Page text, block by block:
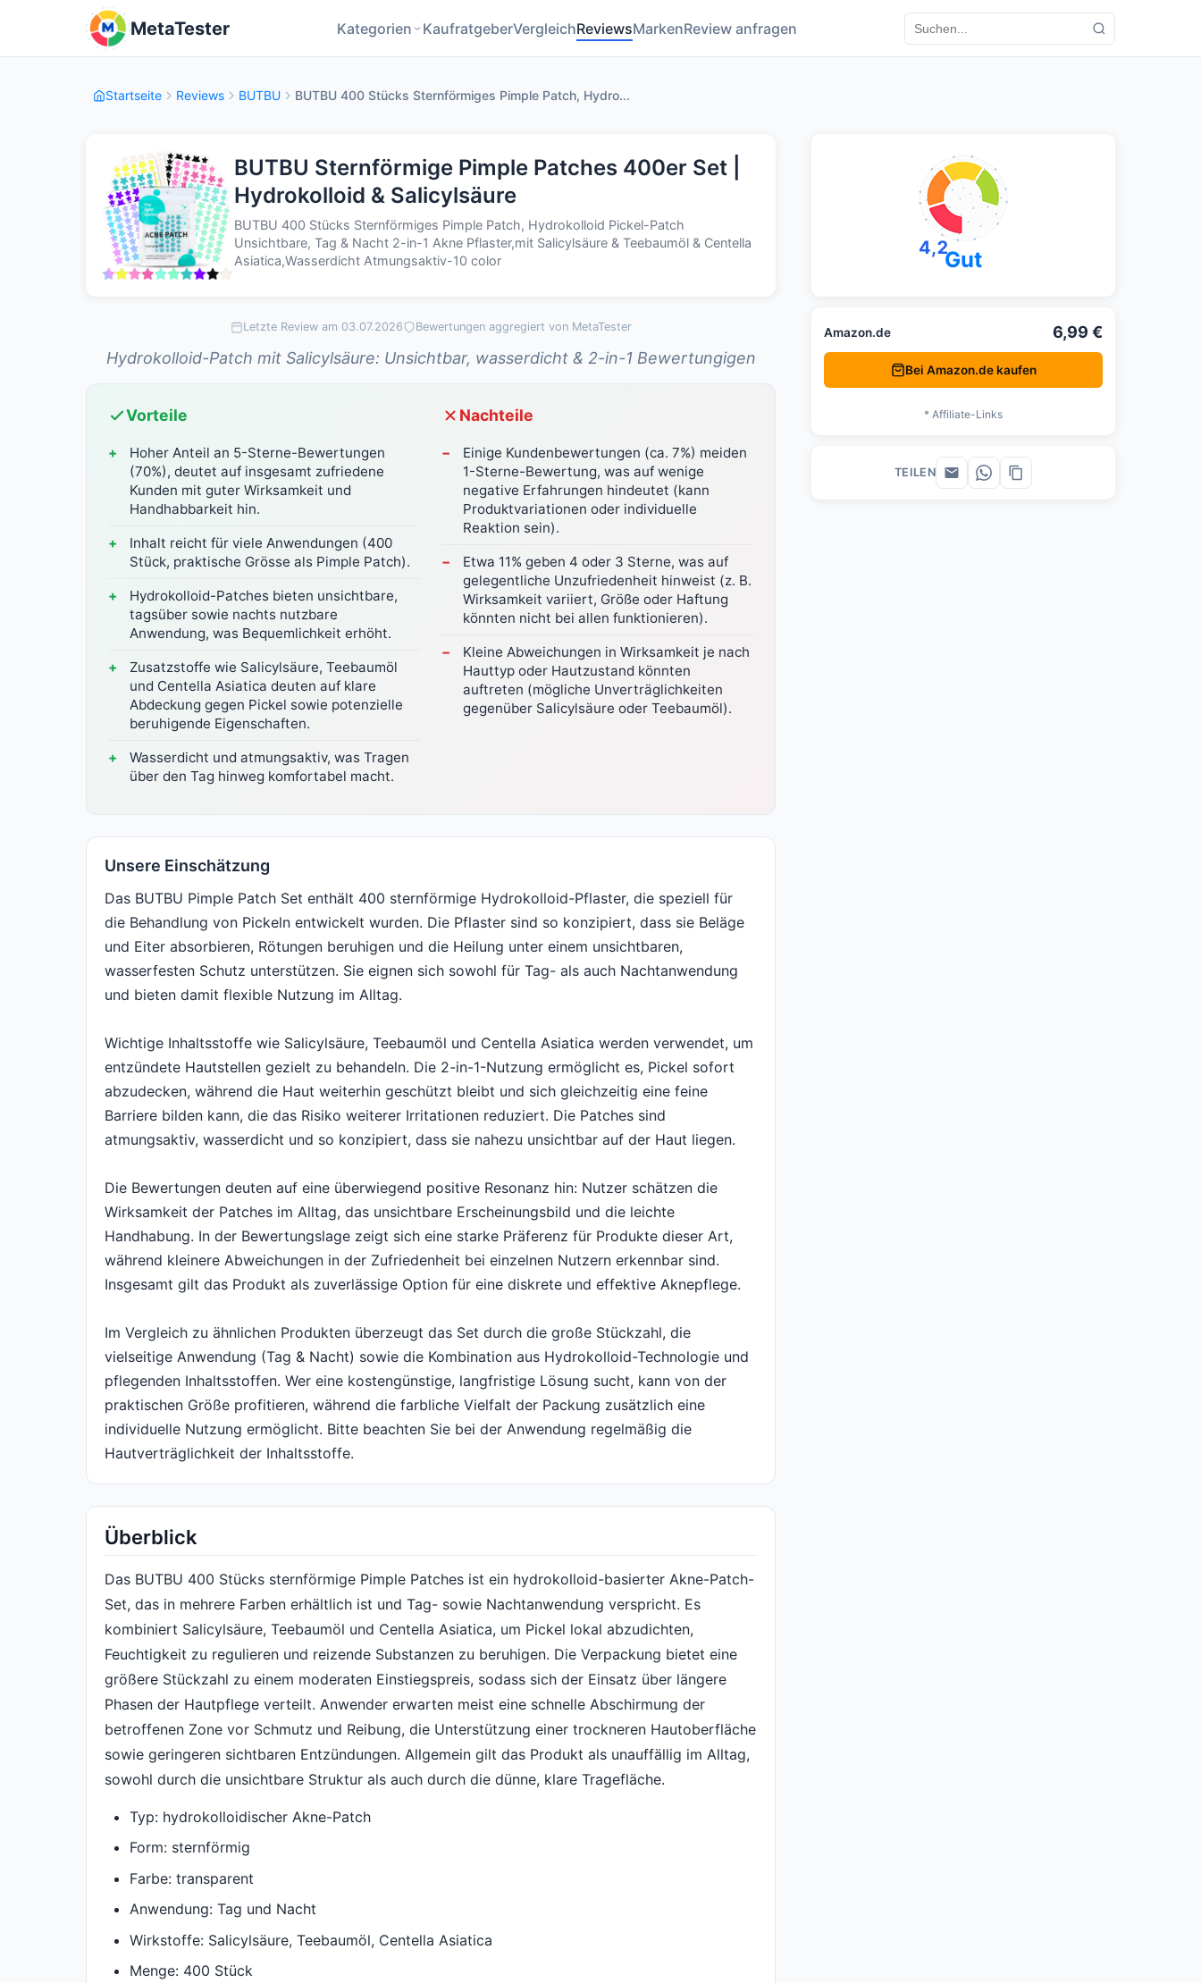
MetaTester Kategorien KaufratgeberVergleichReviewsMarkenReview anfragen
Startseite Reviews BUTBU BUTBU 400 Stücks Sternförmiges Pimple Patch, Hydro...
BUTBU Sternförmige Pimple Patches 400er Set |
Hydrokolloid & Salicylsäure
BUTBU 400 Stücks Sternförmiges Pimple Patch, Hydrokolloid Pickel-Patch
Unsichtbare, Tag & Nacht 2-in-1 Akne Pflaster,mit Salicylsäure & Teebaumöl & Centella
Asiatica,Wasserdicht Atmungsaktiv-10 color
Letzte Review am 03.07.2026 Bewertungen aggregiert von MetaTester
Hydrokolloid-Patch mit Salicylsäure: Unsichtbar, wasserdicht & 2-in-1 Bewertungigen
Vorteile
Hoher Anteil an 5-Sterne-Bewertungen
(70%), deutet auf insgesamt zufriedene
Kunden mit guter Wirksamkeit und
Handhabbarkeit hin.
Inhalt reicht für viele Anwendungen (400
Stück, praktische Grösse als Pimple Patch).
Hydrokolloid-Patches bieten unsichtbare,
tagsüber sowie nachts nutzbare
Anwendung, was Bequemlichkeit erhöht.
Zusatzstoffe wie Salicylsäure, Teebaumöl
und Centella Asiatica deuten auf klare
Abdeckung gegen Pickel sowie potenzielle
beruhigende Eigenschaften.
Wasserdicht und atmungsaktiv, was Tragen
über den Tag hinweg komfortabel macht.
Nachteile
Einige Kundenbewertungen (ca. 7%) meiden
1-Sterne-Bewertung, was auf wenige
negative Erfahrungen hindeutet (kann
Produktvariationen oder individuelle
Reaktion sein).
Etwa 11% geben 4 oder 3 Sterne, was auf
gelegentliche Unzufriedenheit hinweist (z. B.
Wirksamkeit variiert, Größe oder Haftung
könnten nicht bei allen funktionieren).
Kleine Abweichungen in Wirksamkeit je nach
Hauttyp oder Hautzustand könnten
auftreten (mögliche Unverträglichkeiten
gegenüber Salicylsäure oder Teebaumöl).
Unsere Einschätzung
Das BUTBU Pimple Patch Set enthält 400 sternförmige Hydrokolloid-Pflaster, die speziell für
die Behandlung von Pickeln entwickelt wurden. Die Pflaster sind so konzipiert, dass sie Beläge
und Eiter absorbieren, Rötungen beruhigen und die Heilung unter einem unsichtbaren,
wasserfesten Schutz unterstützen. Sie eignen sich sowohl für Tag- als auch Nachtanwendung
und bieten damit flexible Nutzung im Alltag.
Wichtige Inhaltsstoffe wie Salicylsäure, Teebaumöl und Centella Asiatica werden verwendet, um
entzündete Hautstellen gezielt zu behandeln. Die 2-in-1-Nutzung ermöglicht es, Pickel sofort
abzudecken, während die Haut weiterhin geschützt bleibt und sich gleichzeitig eine feine
Barriere bilden kann, die das Risiko weiterer Irritationen reduziert. Die Patches sind
atmungsaktiv, wasserdicht und so konzipiert, dass sie nahezu unsichtbar auf der Haut liegen.
Die Bewertungen deuten auf eine überwiegend positive Resonanz hin: Nutzer schätzen die
Wirksamkeit der Patches im Alltag, das unsichtbare Erscheinungsbild und die leichte
Handhabung. In der Bewertungslage zeigt sich eine starke Präferenz für Produkte dieser Art,
während kleinere Abweichungen in der Zufriedenheit bei einzelnen Nutzern erkennbar sind.
Insgesamt gilt das Produkt als zuverlässige Option für eine diskrete und effektive Aknepflege.
Im Vergleich zu ähnlichen Produkten überzeugt das Set durch die große Stückzahl, die
vielseitige Anwendung (Tag & Nacht) sowie die Kombination aus Hydrokolloid-Technologie und
pflegenden Inhaltsstoffen. Wer eine kostengünstige, langfristige Lösung sucht, kann von der
praktischen Größe profitieren, während die farbliche Vielfalt der Packung zusätzlich eine
individuelle Nutzung ermöglicht. Bitte beachten Sie bei der Anwendung regelmäßig die
Hautverträglichkeit der Inhaltsstoffe.
Überblick
Das BUTBU 400 Stücks sternförmige Pimple Patches ist ein hydrokolloid-basierter Akne-Patch-
Set, das in mehrere Farben erhältlich ist und Tag- sowie Nachtanwendung verspricht. Es
kombiniert Salicylsäure, Teebaumöl und Centella Asiatica, um Pickel lokal abzudichten,
Feuchtigkeit zu regulieren und reizende Substanzen zu beruhigen. Die Verpackung bietet eine
größere Stückzahl zu einem moderaten Einstiegspreis, sodass sich der Einsatz über längere
Phasen der Hautpflege verteilt. Anwender erwarten meist eine schnelle Abschirmung der
betroffenen Zone vor Schmutz und Reibung, die Unterstützung einer trockneren Hautoberfläche
sowie geringeren sichtbaren Entzündungen. Allgemein gilt das Produkt als unauffällig im Alltag,
sowohl durch die unsichtbare Struktur als auch durch die dünne, klare Tragefläche.
Typ: hydrokolloidischer Akne-Patch
Form: sternförmig
Farbe: transparent
Anwendung: Tag und Nacht
Wirkstoffe: Salicylsäure, Teebaumöl, Centella Asiatica
Menge: 400 Stück
4,2Gut
Amazon.de 6,99 €
Bei Amazon.de kaufen
* Affiliate-Links
TEILEN